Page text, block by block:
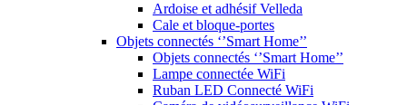
Ardoise et adhésif Velleda
Cale et bloque-portes
Objets connectés ‘’Smart Home’’
Objets connectés ‘’Smart Home’’
Lampe connectée WiFi
Ruban LED Connecté WiFi